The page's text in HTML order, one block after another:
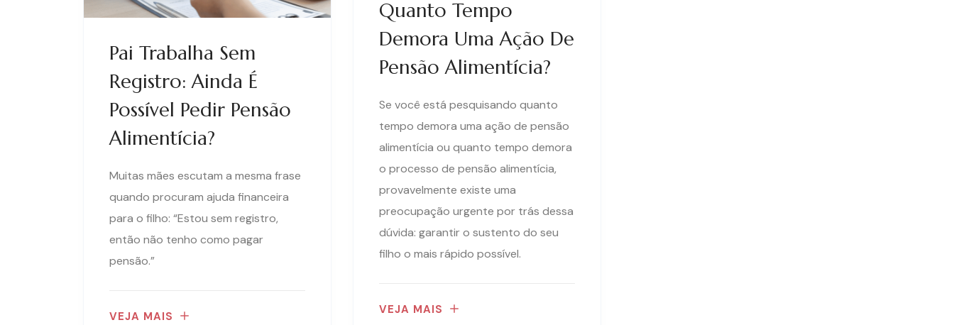
Quanto Tempo
Demora Uma Ação De
Pensão Alimentícia?
Se você está pesquisando quanto
tempo demora uma ação de pensão
alimentícia ou quanto tempo demora
o processo de pensão alimentícia,
provavelmente existe uma
preocupação urgente por trás dessa
dúvida: garantir o sustento do seu
filho o mais rápido possível.
VEJA MAIS
Pai Trabalha Sem
Registro: Ainda É
Possível Pedir Pensão
Alimentícia?
Muitas mães escutam a mesma frase
quando procuram ajuda financeira
para o filho: “Estou sem registro,
então não tenho como pagar
pensão.”
VEJA MAIS